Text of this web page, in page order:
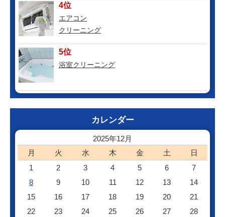
4位
エアコン
クリーニング
5位
浴室クリーニング
カレンダー
2025年12月
月
火 水 木 金 土 日
1 2 3 4 5 6
7
8
9 10 11 12 13
14
15
16 17 18 19 20
21
22
23 24 25 26 27
28